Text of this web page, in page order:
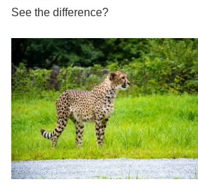
See the difference?